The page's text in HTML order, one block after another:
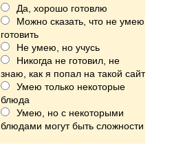
Да, хорошо готовлю
Можно сказать, что не умею
готовить
Не умею, но учусь
Никогда не готовил, не
знаю, как я попал на такой сайт
Умею только некоторые
блюда
Умею, но с некоторыми
блюдами могут быть сложности